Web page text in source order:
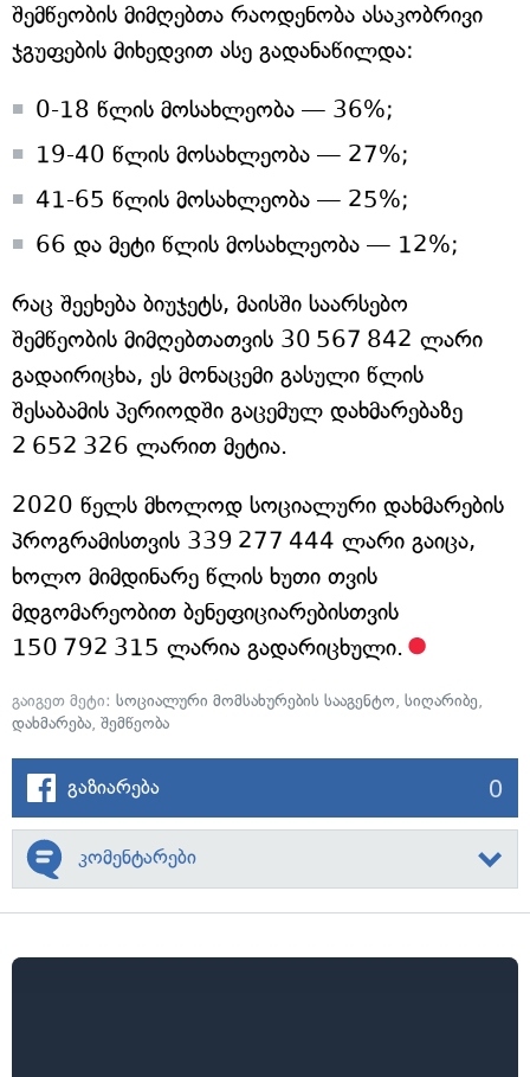
შემწეობის მიმღებთა რაოდენობა ასაკობრივი
ჯგუფების მიხედვით ასე გადანაწილდა:
0-18 წლის მოსახლეობა — 36%;
19-40 წლის მოსახლეობა — 27%;
41-65 წლის მოსახლეობა — 25%;
66 და მეტი წლის მოსახლეობა — 12%;
რაც შეეხება ბიუჯეტს, მაისში საარსებო
შემწეობის მიმღებთათვის 30 567 842 ლარი
გადაირიცხა, ეს მონაცემი გასული წლის
შესაბამის პერიოდში გაცემულ დახმარებაზე
2 652 326 ლარით მეტია.
2020 წელს მხოლოდ სოციალური დახმარების
პროგრამისთვის 339 277 444 ლარი გაიცა,
ხოლო მიმდინარე წლის ხუთი თვის
მდგომარეობით ბენეფიციარებისთვის
150 792 315 ლარია გადარიცხული.
გაიგეთ მეტი: სოციალური მომსახურების სააგენტო, სიღარიბე,
დახმარება, შემწეობა
გაზიარება 0
კომენტარები